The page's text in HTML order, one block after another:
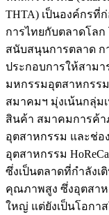
THTA) เป็นองค์กรที่
การไทยกับตลาดโล
สนับสนุนการตลาด ก
ประกอบการให้สาม
มหกรรมอุตสาหกรร
สมาคมฯ มุ่งเน้นกลุ่ม
สินค้า สมาคมการค้
อุตสาหกรรม และช่อ
อุตสาหกรรม
ซึ่งเป็นตลาดที่กำลัง
คุณภาพสูง ซึ่งอุตสาห
ใหญ่ แต่ยังเป็นโอกา